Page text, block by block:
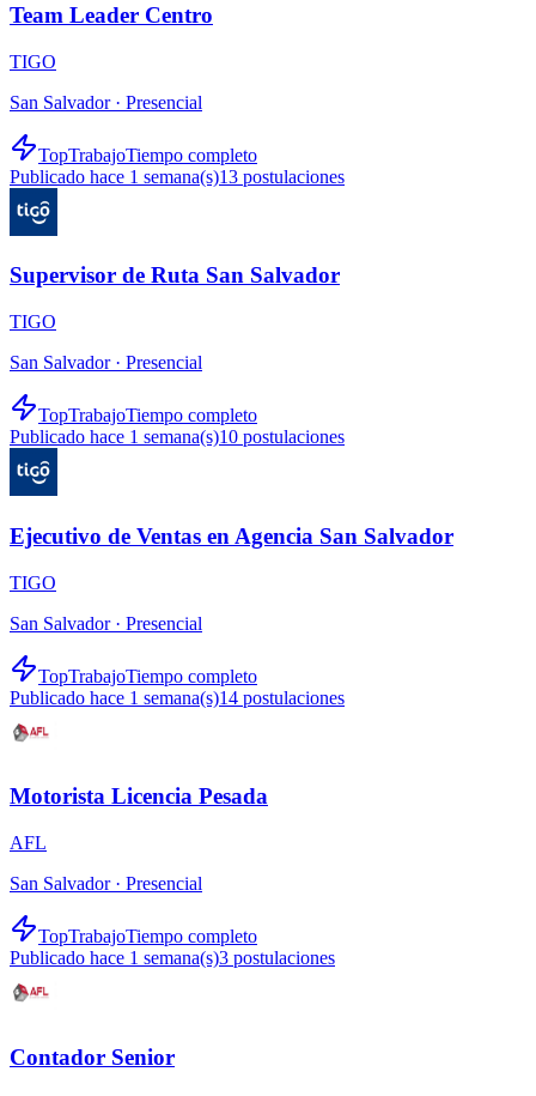
Team Leader Centro
TIGO
San Salvador · Presencial
TopTrabajoTiempo completo
Publicado hace 1 semana(s)13 postulaciones
Supervisor de Ruta San Salvador
TIGO
San Salvador · Presencial
TopTrabajoTiempo completo
Publicado hace 1 semana(s)10 postulaciones
Ejecutivo de Ventas en Agencia San Salvador
TIGO
San Salvador · Presencial
TopTrabajoTiempo completo
Publicado hace 1 semana(s)14 postulaciones
Motorista Licencia Pesada
AFL
San Salvador · Presencial
TopTrabajoTiempo completo
Publicado hace 1 semana(s)3 postulaciones
Contador Senior